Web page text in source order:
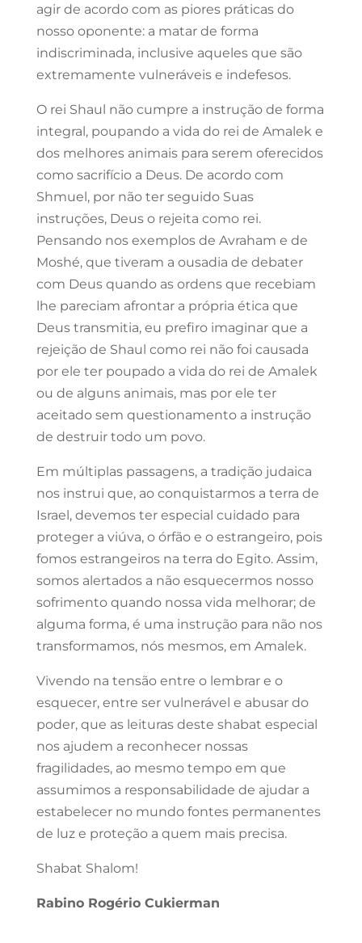
agir de acordo com as piores práticas do
nosso oponente: a matar de forma
indiscriminada, inclusive aqueles que são
extremamente vulneráveis e indefesos.
O rei Shaul não cumpre a instrução de forma
integral, poupando a vida do rei de Amalek e
dos melhores animais para serem oferecidos
como sacrifício a Deus. De acordo com
Shmuel, por não ter seguido Suas
instruções, Deus o rejeita como rei.
Pensando nos exemplos de Avraham e de
Moshé, que tiveram a ousadia de debater
com Deus quando as ordens que recebiam
lhe pareciam afrontar a própria ética que
Deus transmitia, eu prefiro imaginar que a
rejeição de Shaul como rei não foi causada
por ele ter poupado a vida do rei de Amalek
ou de alguns animais, mas por ele ter
aceitado sem questionamento a instrução
de destruir todo um povo.
Em múltiplas passagens, a tradição judaica
nos instrui que, ao conquistarmos a terra de
Israel, devemos ter especial cuidado para
proteger a viúva, o órfão e o estrangeiro, pois
fomos estrangeiros na terra do Egito. Assim,
somos alertados a não esquecermos nosso
sofrimento quando nossa vida melhorar; de
alguma forma, é uma instrução para não nos
transformamos, nós mesmos, em Amalek.
Vivendo na tensão entre o lembrar e o
esquecer, entre ser vulnerável e abusar do
poder, que as leituras deste shabat especial
nos ajudem a reconhecer nossas
fragilidades, ao mesmo tempo em que
assumimos a responsabilidade de ajudar a
estabelecer no mundo fontes permanentes
de luz e proteção a quem mais precisa.
Shabat Shalom!
Rabino Rogério Cukierman